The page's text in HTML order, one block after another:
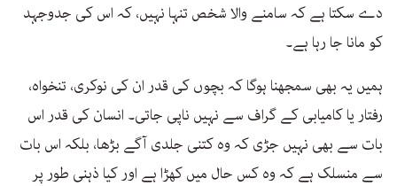
دے سکتا ہے کہ سامنے والا شخص تنہا نہیں، کہ اس کی جدوجہد
کو مانا جا رہا ہے۔
ہمیں یہ بھی سمجھنا ہوگا کہ بچوں کی قدر ان کی نوکری، تنخواہ،
رفتار یا کامیابی کے گراف سے نہیں ناپی جاتی۔ انسان کی قدر اس
بات سے بھی نہیں جڑی کہ وہ کتنی جلدی آگے بڑھا، بلکہ اس بات
سے منسلک ہے کہ وہ کس حال میں کھڑا ہے اور کیا ذہنی طور پر